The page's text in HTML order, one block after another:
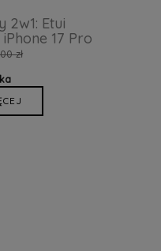
2w1: Etui
17 Pro
zł